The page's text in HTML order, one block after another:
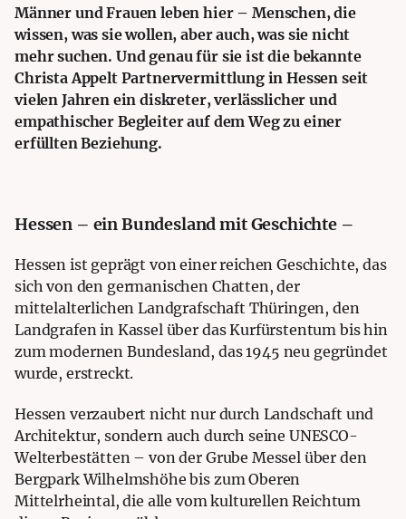
Männer und Frauen leben hier – Menschen, die
wissen, was sie wollen, aber auch, was sie nicht
mehr suchen. Und genau für sie ist die bekannte
Christa Appelt Partnervermittlung in Hessen seit
vielen Jahren ein diskreter, verlässlicher und
empathischer Begleiter auf dem Weg zu einer
erfüllten Beziehung.
Hessen – ein Bundesland mit Geschichte –
Hessen ist geprägt von einer reichen Geschichte, das
sich von den germanischen Chatten, der
mittelalterlichen Landgrafschaft Thüringen, den
Landgrafen in Kassel über das Kurfürstentum bis hin
zum modernen Bundesland, das 1945 neu gegründet
wurde, erstreckt.
Hessen verzaubert nicht nur durch Landschaft und
Architektur, sondern auch durch seine UNESCO-
Welterbestätten – von der Grube Messel über den
Bergpark Wilhelmshöhe bis zum Oberen
Mittelrheintal, die alle vom kulturellen Reichtum